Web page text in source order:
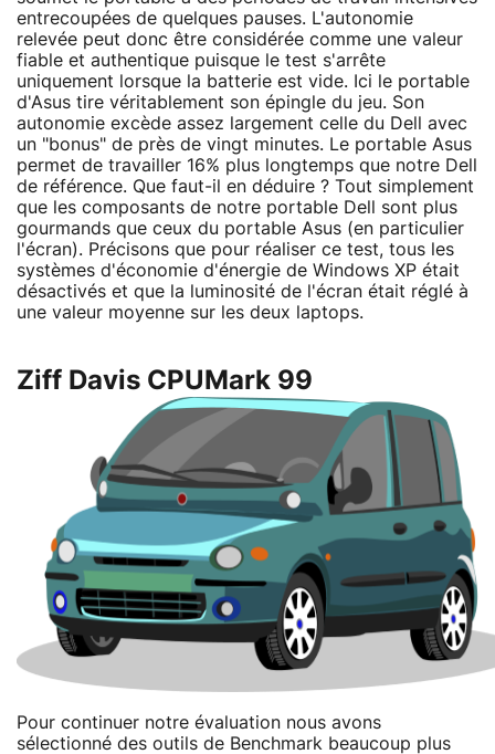
entrecoupées de quelques pauses. L'autonomie
relevée peut donc être considérée comme une valeur
fiable et authentique puisque le test s'arrête
uniquement lorsque la batterie est vide. Ici le portable
d'Asus tire véritablement son épingle du jeu. Son
autonomie excède assez largement celle du Dell avec
un "bonus" de près de vingt minutes. Le portable Asus
permet de travailler 16% plus longtemps que notre Dell
de référence. Que faut-il en déduire ? Tout simplement
que les composants de notre portable Dell sont plus
gourmands que ceux du portable Asus (en particulier
l'écran). Précisons que pour réaliser ce test, tous les
systèmes d'économie d'énergie de Windows XP était
désactivés et que la luminosité de l'écran était réglé à
une valeur moyenne sur les deux laptops.
Ziff Davis CPUMark 99
Pour continuer notre évaluation nous avons
sélectionné des outils de Benchmark beaucoup plus